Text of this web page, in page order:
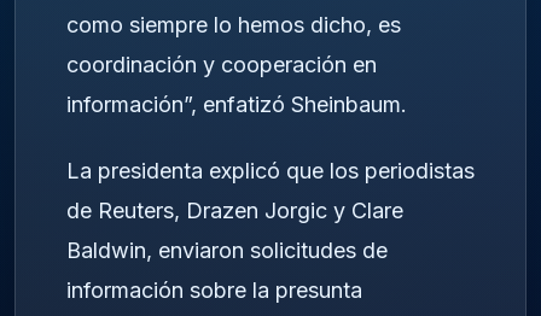
como siempre lo hemos dicho, es
coordinación y cooperación en
información”, enfatizó Sheinbaum.
La presidenta explicó que los periodistas
de Reuters, Drazen Jorgic y Clare
Baldwin, enviaron solicitudes de
información sobre la presunta